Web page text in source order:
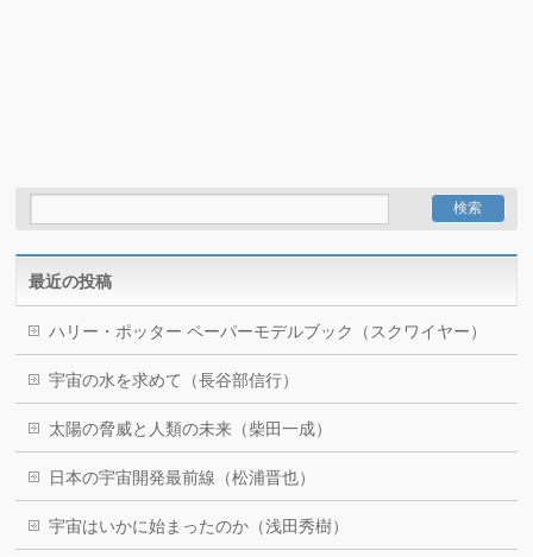
最近の投稿
ハリー・ポッター ペーパーモデルブック（スクワイヤー）
宇宙の水を求めて（長谷部信行）
太陽の脅威と人類の未来（柴田一成）
日本の宇宙開発最前線（松浦晋也）
宇宙はいかに始まったのか（浅田秀樹）